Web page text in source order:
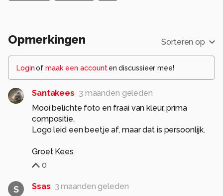
Opmerkingen Sorteren op
Loginof maak een account en discussieer mee!
Santakees 3 maanden geleden
Mooi belichte foto en fraai van kleur, prima
compositie.
Logo leid een beetje af, maar dat is persoonlijk.
Groet Kees
0
S Ssas 3 maanden geleden